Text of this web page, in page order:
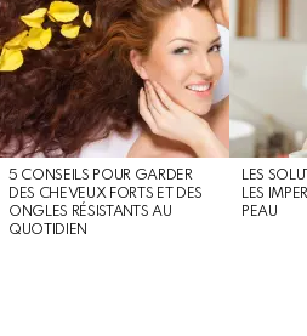
5 CONSEILS POUR GARDER
DES CHEVEUX FORTS ET DES
ONGLES RÉSISTANTS AU
QUOTIDIEN
LES
LES
PEAU